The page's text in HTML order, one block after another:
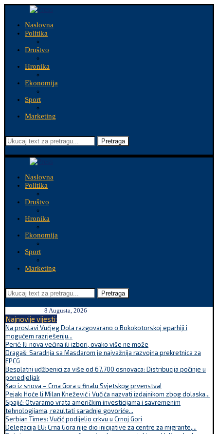
Naslovna
Politika
Društvo
Hronika
Ekonomija
Sport
Marketing
Pretraga
Naslovna
Politika
Društvo
Hronika
Ekonomija
Sport
Marketing
Pretraga
8 Augusta, 2026
Najnovije vijesti:
Na proslavi Vučjeg Dola razgovarano o Bokokotorskoj eparhiji i
mogućem razrješenju...
Perić: Ili nova većina ili izbori, ovako više ne može
Dragaš: Saradnja sa Masdarom je najvažnija razvojna prekretnica za
EPCG
Besplatni udžbenici za više od 67.700 osnovaca: Distribucija počinje u
ponedjeljak
Kao iz snova – Crna Gora u finalu Svjetskog prvenstva!
Pejak: Hoće li Milan Knežević i Vučića nazvati izdajnikom zbog dolaska...
Spajić: Otvaramo vrata američkim investicijama i savremenim
tehnologijama, rezultati saradnje govoriće...
Serbian Times: Vučić podijelio crkvu u Crnoj Gori
Delegacija EU: Crna Gora nije dio inicijative za centre za migrante,...